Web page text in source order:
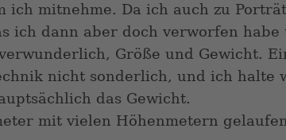
ich mitnehme. Da ich auch zu
ich dann aber doch verworfen
Größe und Gewicht.
nicht sonderlich, und ich halte
das Gewicht.
mit vielen Höhenmetern